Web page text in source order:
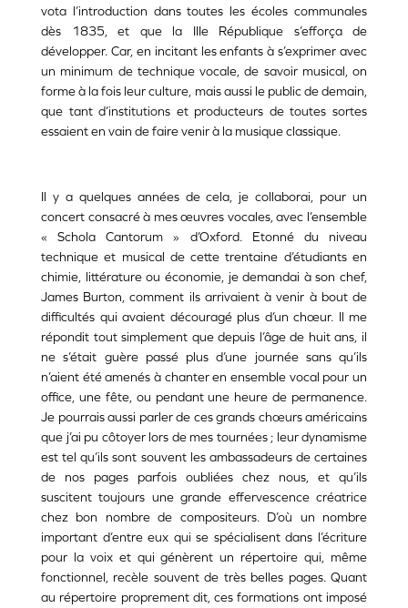
vota l’introduction dans toutes les écoles communales
dès 1835, et que la IIIe République s’efforça de
développer. Car, en incitant les enfants à s’exprimer avec
un minimum de technique vocale, de savoir musical, on
forme à la fois leur culture, mais aussi le public de demain,
que tant d’institutions et producteurs de toutes sortes
essaient en vain de faire venir à la musique classique.
Il y a quelques années de cela, je collaborai, pour un
concert consacré à mes œuvres vocales, avec l’ensemble
« Schola Cantorum » d’Oxford. Etonné du niveau
technique et musical de cette trentaine d’étudiants en
chimie, littérature ou économie, je demandai à son chef,
James Burton, comment ils arrivaient à venir à bout de
difficultés qui avaient découragé plus d’un chœur. Il me
répondit tout simplement que depuis l’âge de huit ans, il
ne s’était guère passé plus d’une journée sans qu’ils
n’aient été amenés à chanter en ensemble vocal pour un
office, une fête, ou pendant une heure de permanence.
Je pourrais aussi parler de ces grands chœurs américains
que j’ai pu côtoyer lors de mes tournées ; leur dynamisme
est tel qu’ils sont souvent les ambassadeurs de certaines
de nos pages parfois oubliées chez nous, et qu’ils
suscitent toujours une grande effervescence créatrice
chez bon nombre de compositeurs. D’où un nombre
important d’entre eux qui se spécialisent dans l’écriture
pour la voix et qui génèrent un répertoire qui, même
fonctionnel, recèle souvent de très belles pages. Quant
au répertoire proprement dit, ces formations ont imposé